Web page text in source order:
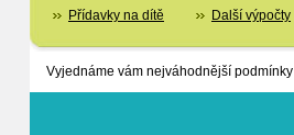
Přídavky na dítě
Další výpočty
Vyjednáme vám nejváhodnější podmínky